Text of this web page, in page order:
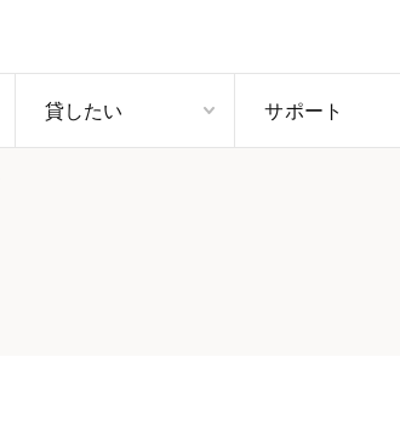
貸したい サポート